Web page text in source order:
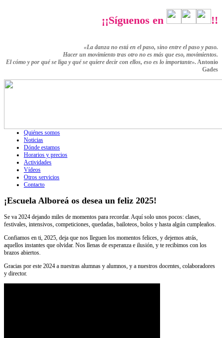
¡¡Síguenos en !!
«La danza no está en el paso, sino entre el paso y paso.
Hacer un movimiento tras otro no es más que eso, movimientos.
El cómo y por qué se liga y qué se quiere decir con ellos, eso es lo importante». Antonio
Gades
Quiénes somos
Noticias
Dónde estamos
Horarios y precios
Actividades
Vídeos
Otros servicios
Contacto
¡Escuela Alboreá os desea un feliz 2025!
Se va 2024 dejando miles de momentos para recordar. Aquí solo unos pocos: clases,
festivales, intensivos, competiciones, quedadas, bailoteos, bolos y hasta algún cumpleaños.
Confiamos en ti, 2025, deja que nos lleguen los momentos felices, y dejemos atrás,
aquellos instantes que olvidar. Nos llenas de esperanza e ilusión, y te recibimos con los
brazos abiertos.
Gracias por este 2024 a nuestras alumnas y alumnos, y a nuestros docentes, colaboradores
y director.